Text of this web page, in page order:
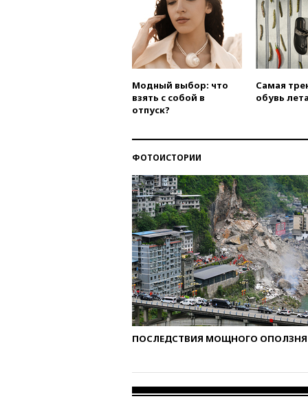
Модный выбор: что
взять с собой в
отпуск?
Самая
обувь
ФОТОИСТОРИИ
ПОСЛЕДСТВИЯ МОЩНОГО ОПОЛЗНЯ